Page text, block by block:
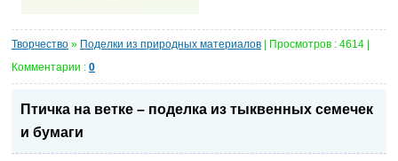
Творчество » Поделки из природных материалов | Просмотров : 4614 |
Комментарии : 0
Птичка на ветке – поделка из тыквенных семечек
и бумаги